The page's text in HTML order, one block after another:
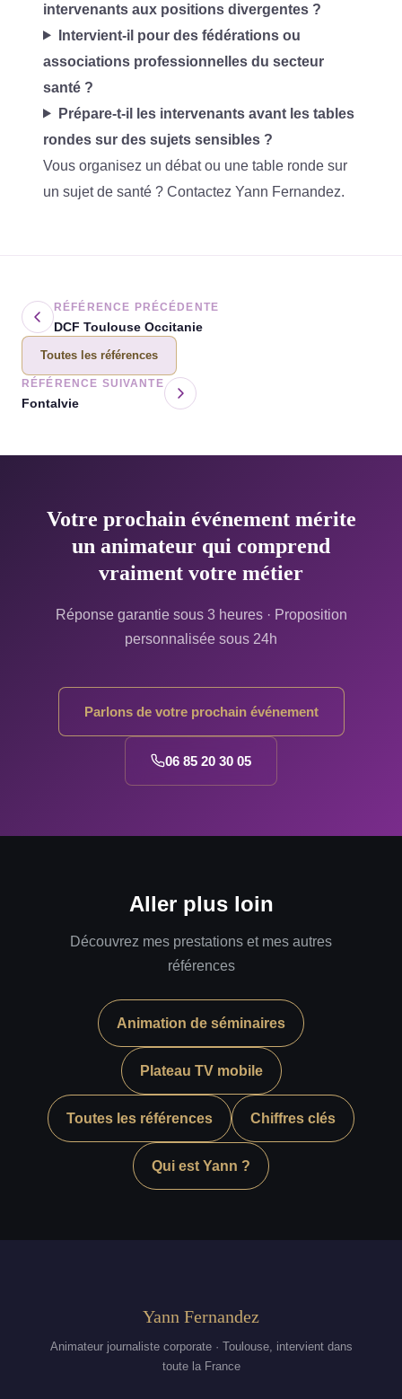
intervenants aux positions divergentes ?
Intervient-il pour des fédérations ou
associations professionnelles du secteur
santé ?
Prépare-t-il les intervenants avant les tables
rondes sur des sujets sensibles ?
Vous organisez un débat ou une table ronde sur
un sujet de santé ? Contactez Yann Fernandez.
RÉFÉRENCE PRÉCÉDENTE
DCF Toulouse Occitanie
Toutes les références
RÉFÉRENCE SUIVANTE
Fontalvie
Votre prochain événement mérite
un animateur qui comprend
vraiment votre métier
Réponse garantie sous 3 heures · Proposition
personnalisée sous 24h
Parlons de votre prochain événement
06 85 20 30 05
Aller plus loin
Découvrez mes prestations et mes autres
références
Animation de séminaires
Plateau TV mobile
Toutes les références Chiffres clés
Qui est Yann ?
Yann Fernandez
Animateur journaliste corporate · Toulouse, intervient dans
toute la France